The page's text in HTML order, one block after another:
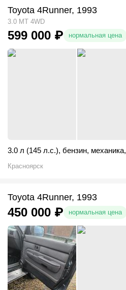
Toyota 4Runner, 1993
3.0 MT 4WD
599 000 ₽ нормальная цена
3.0 л (145 л.с.), бензин, механика,
Красноярск
Toyota 4Runner, 1993
450 000 ₽ нормальная цена